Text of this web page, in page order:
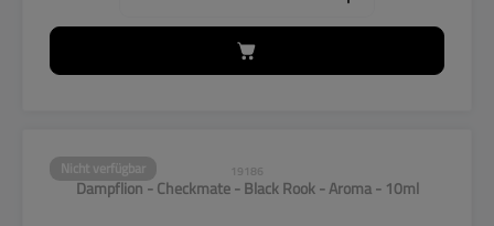
Nicht verfügbar 19186
Dampflion - Checkmate - Black Rook - Aroma - 10ml